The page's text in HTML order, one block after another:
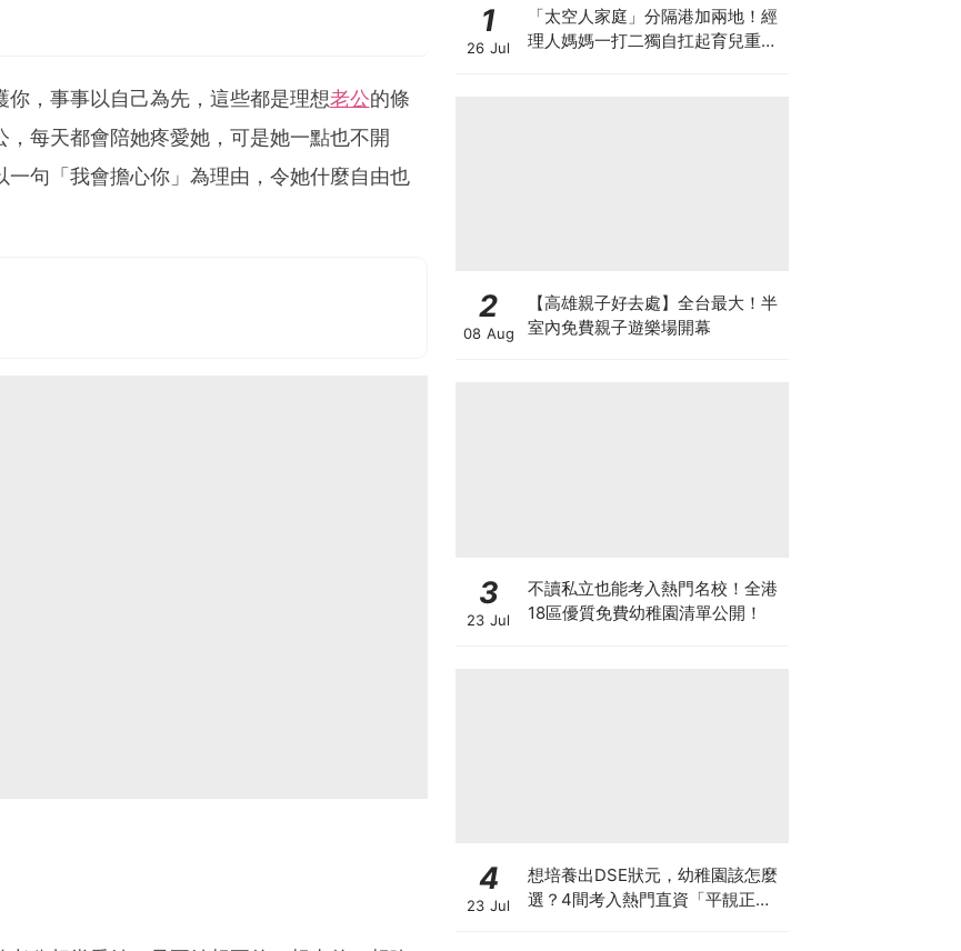
，事事以自己為先，這些都是理想老公的條
每天都會陪她疼愛她，可是她一點也不開
一句「我會擔心你」為理由，令她什麼自由也
1
26 Jul
「太空人家庭」分隔港加兩地！經
理人媽媽一打二獨自扛起育兒重
2
08 Aug
【高雄親子好去處】全台最大！半
室內免費親子遊樂場開幕
3
23 Jul
不讀私立也能考入熱門名校！全港
18區優質免費幼稚園清單公開！
4
23 Jul
想培養出DSE狀元，幼稚園該怎麼
選？4間考入熱門直資「平靚正」